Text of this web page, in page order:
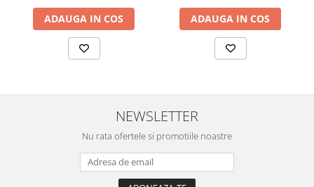
Detergenti diverse suprafete
Detergenti geamuri
Detergenti haine
Detergenti pentru textile
ADAUGA IN COS ADAUGA IN COS
NEWSLETTER
Nu rata ofertele si promotiile noastre